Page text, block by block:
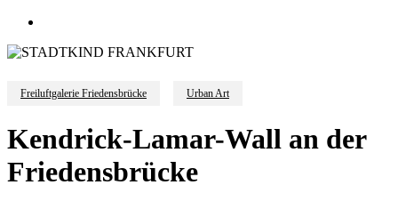
Freiluftgalerie Friedensbrücke Urban Art
Kendrick-Lamar-Wall an der
Friedensbrücke